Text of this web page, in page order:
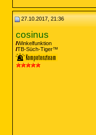
27.10.2017, 21:36
cosinus
Winkelfunktion
TB-Süch-Tiger™